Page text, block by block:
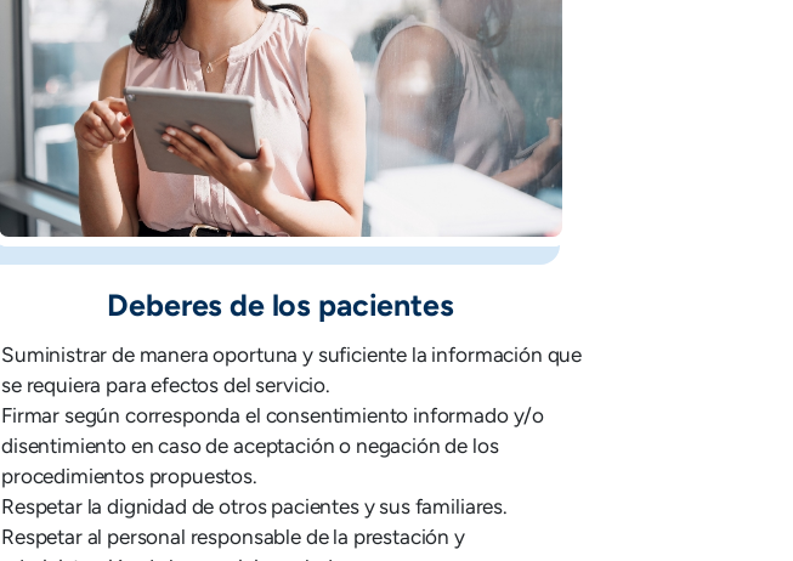
Deberes de los pacientes
Suministrar de manera oportuna y suficiente la información que
se requiera para efectos del servicio.
Firmar según corresponda el consentimiento informado y/o
disentimiento en caso de aceptación o negación de los
procedimientos propuestos.
Respetar la dignidad de otros pacientes y sus familiares.
Respetar al personal responsable de la prestación y